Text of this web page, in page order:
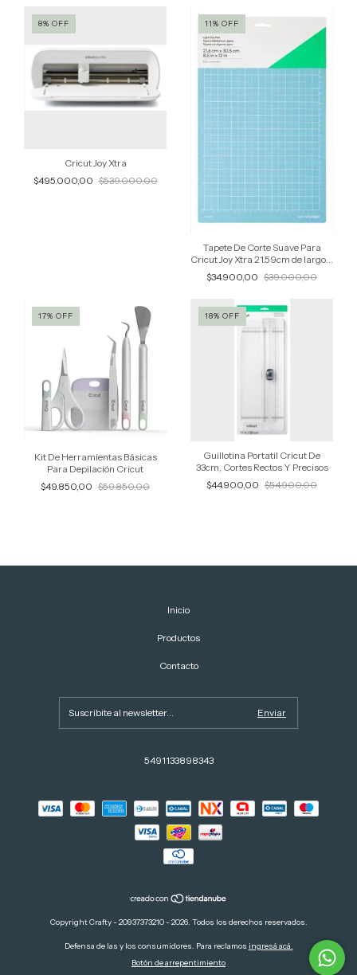
8% OFF
Cricut Joy Xtra
$495.000,00 $539.000,00
11% OFF
Tapete De Corte Suave Para
Cricut Joy Xtra 21.59cm de largo x
30.48cm de ancho
$34.900,00 $39.000,00
17% OFF
Kit De Herramientas Básicas
Para Depilación Cricut
$49.850,00 $59.850,00
18% OFF
Guillotina Portatil Cricut De
33cm, Cortes Rectos Y Precisos
$44.900,00 $54.900,00
Inicio
Productos
Contacto
5491133898343
Copyright Crafty - 20937373210 - 2026. Todos los derechos reservados.
Defensa de las y los consumidores. Para reclamos ingresá acá.
Botón de arrepentimiento